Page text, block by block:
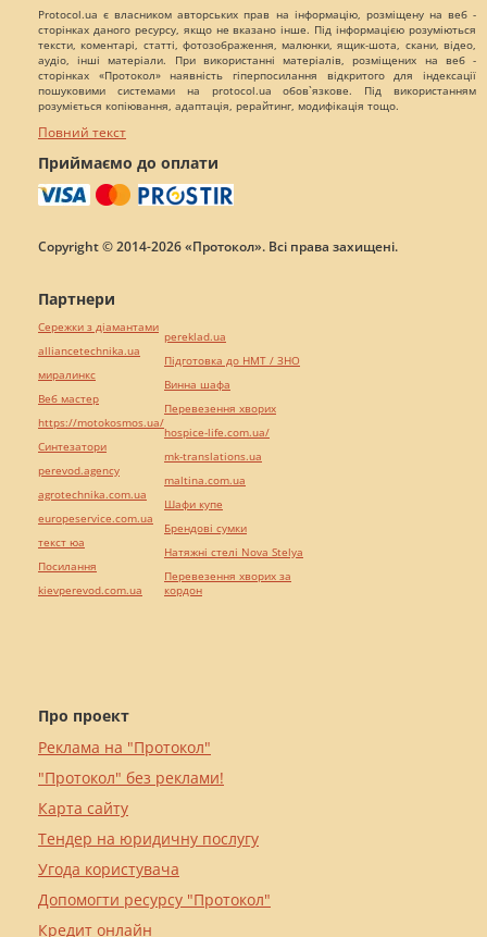
Protocol.ua є власником авторських прав на інформацію, розміщену на веб -
сторінках даного ресурсу, якщо не вказано інше. Під інформацією розуміються
тексти, коментарі, статті, фотозображення, малюнки, ящик-шота, скани, відео,
аудіо, інші матеріали. При використанні матеріалів, розміщених на веб -
сторінках «Протокол» наявність гіперпосилання відкритого для індексації
пошуковими системами на protocol.ua обов`язкове. Під використанням
розуміється копіювання, адаптація, рерайтинг, модифікація тощо.
Повний текст
Приймаємо до оплати
Copyright © 2014-2026 «Протокол». Всі права захищені.
Про проект
Реклама на "Протокол"
"Протокол" без реклами!
Карта сайту
Тендер на юридичну послугу
Угода користувача
Допомогти ресурсу "Протокол"
Кредит онлайн
Партнери
Сережки з діамантами
alliancetechnika.ua
миралинкс
Веб мастер
https://motokosmos.ua/
Синтезатори
perevod.agency
agrotechnika.com.ua
europeservice.com.ua
текст юа
Посилання
kievperevod.com.ua
pereklad.ua
Підготовка до НМТ / ЗНО
Винна шафа
Перевезення хворих
hospice-life.com.ua/
mk-translations.ua
maltina.com.ua
Шафи купе
Брендові сумки
Натяжні стелі Nova Stelya
Перевезення хворих за
кордон